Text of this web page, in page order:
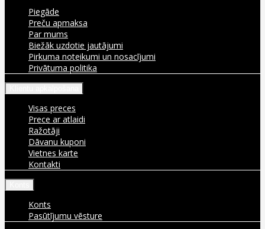
Piegāde
Preču apmaksa
Par mums
Biežāk uzdotie jautājumi
Pirkuma noteikumi un nosacījumi
Privātuma politika
Visas preces
Prece ar atlaidi
Ražotāji
Dāvanu kuponi
Vietnes karte
Kontakti
Konts
Pasūtījumu vēsture